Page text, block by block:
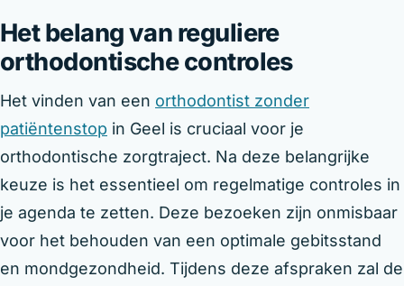
Het belang van reguliere
orthodontische controles
Het vinden van een orthodontist zonder
patiëntenstop in Geel is cruciaal voor je
orthodontische zorgtraject. Na deze belangrijke
keuze is het essentieel om regelmatige controles in
je agenda te zetten. Deze bezoeken zijn onmisbaar
voor het behouden van een optimale gebitsstand
en mondgezondheid. Tijdens deze afspraken zal de